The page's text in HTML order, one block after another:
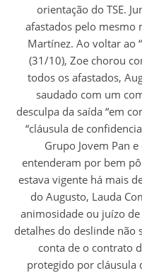
orientação do TSE.
afastados pelo mesmo
Martínez. Ao voltar ao
(31/10), Zoe chorou
todos os afastados,
saudado com um
desculpa da saída “em
“cláusula de
Grupo Jovem Pan
entenderam por bem
estava vigente há mais
do Augusto, Lauda
animosidade ou juízo
detalhes do deslinde não
conta de o contrato
protegido por cláusula